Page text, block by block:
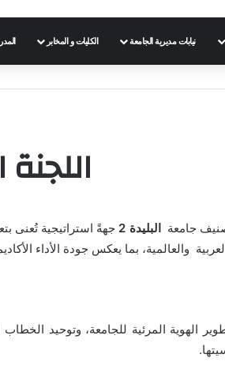
نيابات مديرية الجامعة الكليات و المخابر
جامعةالبليدة 2
جهةً استراتيجية تُعنى
والعالمية، بما يعكس جودة الأداء
الهوية المرئية للجامعة، وتوحيد